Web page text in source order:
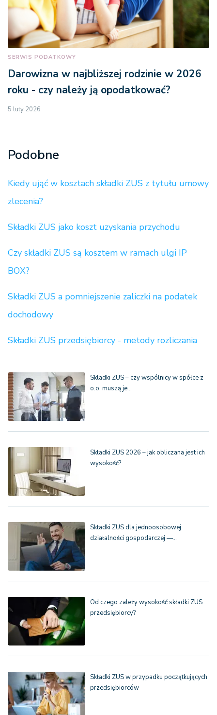
SERWIS PODATKOWY
Darowizna w najbliższej rodzinie w 2026
roku - czy należy ją opodatkować?
5 luty 2026
Podobne
Kiedy ująć w kosztach składki ZUS z tytułu umowy
zlecenia?
Składki ZUS jako koszt uzyskania przychodu
Czy składki ZUS są kosztem w ramach ulgi IP
BOX?
Składki ZUS a pomniejszenie zaliczki na podatek
dochodowy
Składki ZUS przedsiębiorcy - metody rozliczania
Składki ZUS – czy wspólnicy w spółce z
o.o. muszą je…
Składki ZUS 2026 – jak obliczana jest ich
wysokość?
Składki ZUS dla jednoosobowej
działalności gospodarczej —…
Od czego zależy wysokość składki ZUS
przedsiębiorcy?
Składki ZUS w przypadku początkujących
przedsiębiorców